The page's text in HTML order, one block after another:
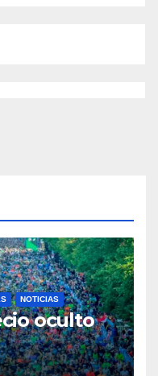
NOTICIAS
oculto